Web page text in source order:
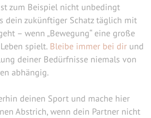
zum Beispiel nicht unbedingt
dein zukünftiger Schatz täglich mit
– wenn „Bewegung“ eine große
spielt. Bleibe immer bei dir und
deiner Bedürfnisse niemals von
abhängig.
deinen Sport und mache hier
Abstrich, wenn dein Partner nicht